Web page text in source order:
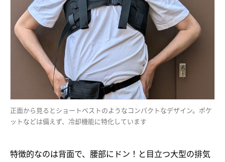
正面から見るとショートベストのようなコンパクトなデザイン。ポケ
ットなどは備えず、冷却機能に特化しています
特徴的なのは背面で、腰部にドン！と目立つ大型の排気